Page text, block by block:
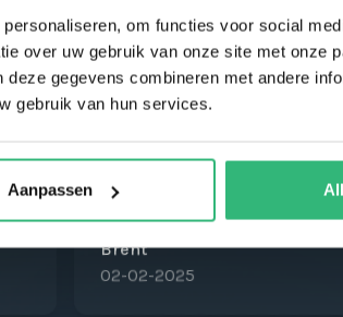
om functies voor social
over uw gebruik van onze site met onze
gegevens combineren met andere
gebruik van hun services.
Aanpassen
Het ging snel, makkelijk
Brent
02-02-2025